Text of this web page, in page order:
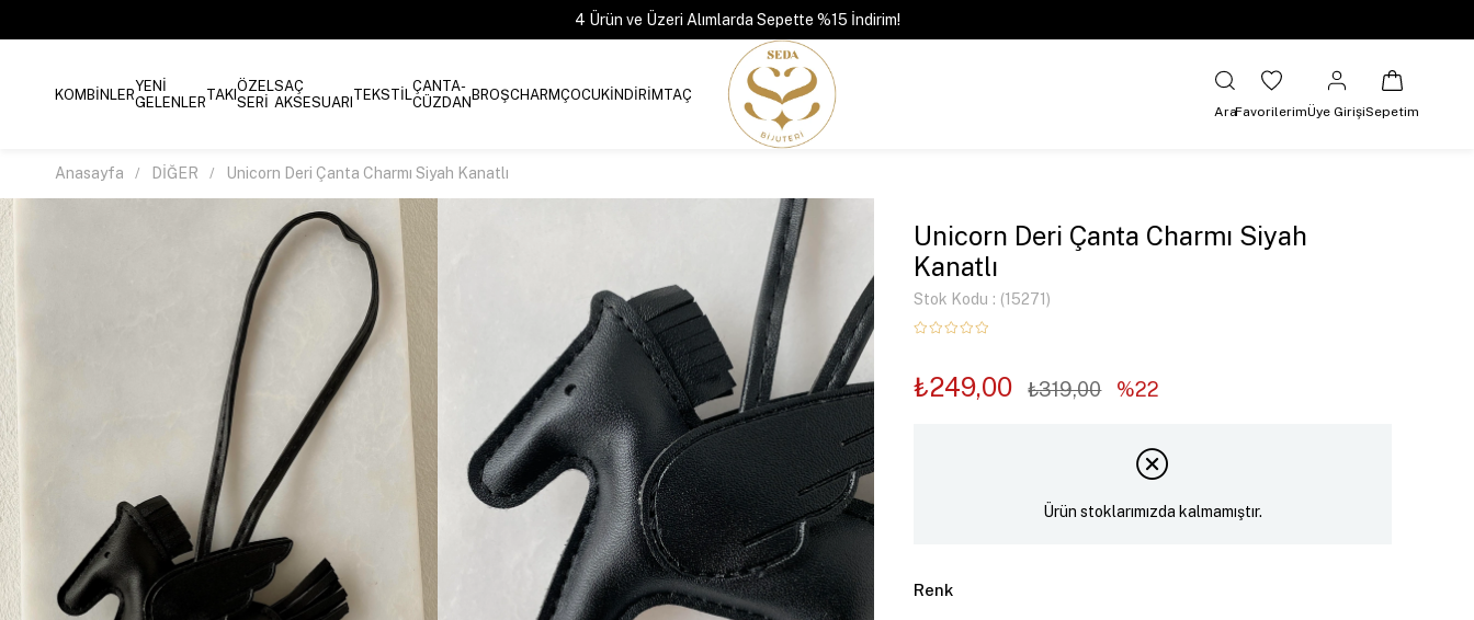
4 Ürün ve Üzeri Alımlarda Sepette %15 İndirim!
KOMBİNLERYENİ
GELENLERTAKIÖZEL
SERİ
SAÇ
AKSESUARI TEKSTİLÇANTA-
CÜZDANBROŞCHARMÇOCUKİNDİRİMTAÇ
AraFavorilerimÜye GirişiSepetim
Anasayfa DİĞER Unicorn Deri Çanta Charmı Siyah Kanatlı
Unicorn Deri Çanta Charmı Siyah
Kanatlı
Stok Kodu (15271)
₺319,00
₺249,00 22
Ürün stoklarımızda kalmamıştır.
Renk